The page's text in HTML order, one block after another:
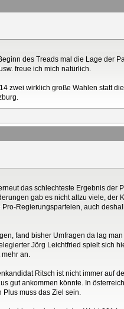
des Treads mal die Lage der
freue ich mich natürlich.
zwei wirklich große Wahlen statt
das schlechteste Ergebnis
gab es nicht allzu viele,
Regierungsparteien, auch
fand bisher Umfragen da lag
Jörg Leichtfried spielt sich
an.
Ritsch ist nicht immer auf
gut ankommen könnte. In
muss das Ziel sein.